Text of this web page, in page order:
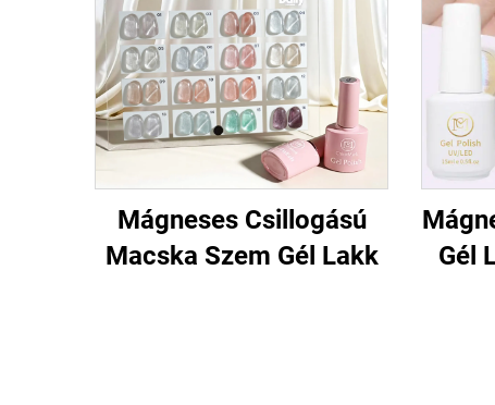
Mágneses Csillogású
Macska Szem Gél Lakk
Gél